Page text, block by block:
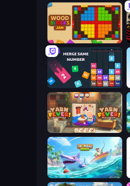
Wood Blocks Jam
Drop & Merge the Numbers
Yarn Fever! Unravel Puzzle
Tropical Merge